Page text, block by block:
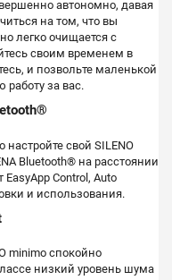
автономно, давая
на том, что вы
легко очищается с
своим временем в
и позвольте маленькой
работу за вас.
настройте свой SILENO
Bluetooth® на расстоянии
Control, Auto
и использования.
minimo спокойно
низкий уровень шума